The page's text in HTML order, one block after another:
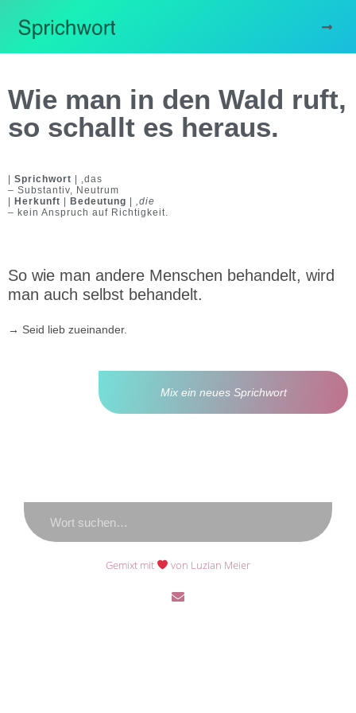
Wie man in den Wald ruft,
so schallt es heraus.
Sprichwort | ,das
– Substantiv, Neutrum
Herkunft Bedeutung
,die
– kein Anspruch auf Richtigkeit.
So wie man andere Menschen behandelt, wird
man auch selbst behandelt.
→ Seid lieb zueinander.
Mix ein neues Sprichwort
Gemixt mit von Luzian Meier